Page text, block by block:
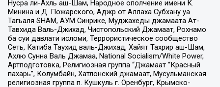
Нусра ли-Ахль аш-Шам, Народное ополчение имени К.
Минина и Д. Пожарского, Аджр от Аллаха Субхану уа
Тагьаля SHAM, АУМ Синрике, Муджахеды джамаата Ат-
Тавхида Валь-Джихад, Чистопольский Джамаат, Рохнамо
ба суи давлати исломи, Террористическое сообщество
Сеть, Катиба Таухид валь-Джихад, Хайят Тахрир аш-Шам,
Ахлю Сунна Валь Джамаа, National Socialism/White Power,
Артподготовка, Религиозная группа “Джамаат “Красный
пахарь”, Колумбайн, Хатлонский джамаат, Мусульманская
религиозная группа п. Кушкуль г. Оренбург, Крымско-